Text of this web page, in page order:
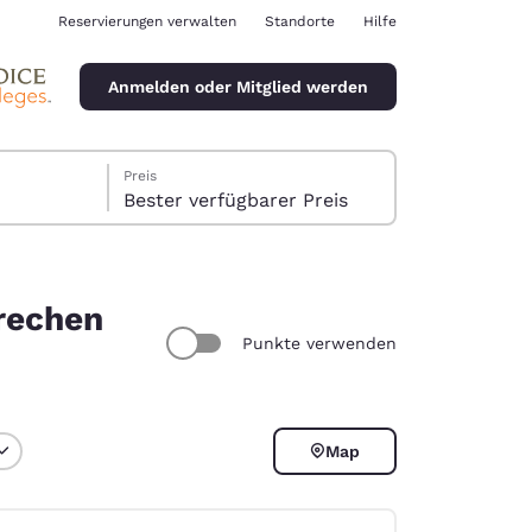
Reservierungen verwalten Standorte Hilfe
Anmelden oder Mitglied werden
Preis
Bester verfügbarer Preis
Punkte verwenden
Map